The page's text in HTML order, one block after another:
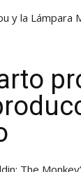
y la Lámpara
The